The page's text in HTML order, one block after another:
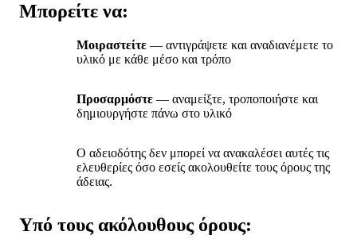
Μπορείτε να:
Μοιραστείτε — αντιγράψετε και αναδιανέμετε το
υλικό με κάθε μέσο και τρόπο
Προσαρμόστε — αναμείξτε, τροποποιήστε και
δημιουργήστε πάνω στο υλικό
Ο αδειοδότης δεν μπορεί να ανακαλέσει αυτές τις
ελευθερίες όσο εσείς ακολουθείτε τους όρους της
άδειας.
Υπό τους ακόλουθους όρους: